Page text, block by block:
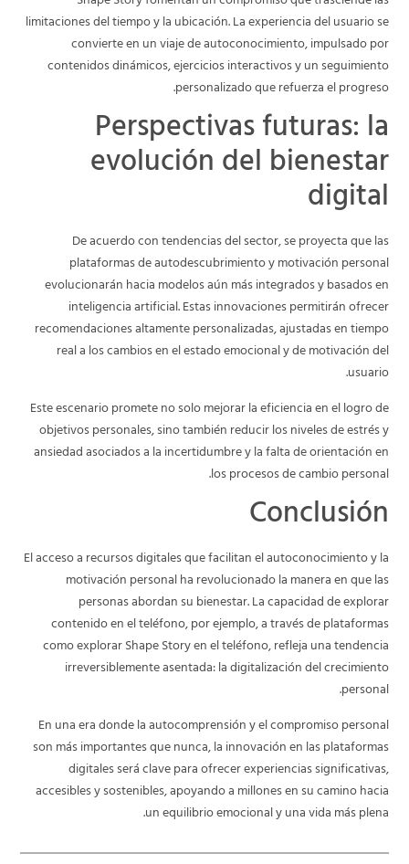
limitaciones del tiempo y la ubicación. La experiencia del usuario se
convierte en un viaje de autoconocimiento, impulsado por
contenidos dinámicos, ejercicios interactivos y un seguimiento
personalizado que refuerza el progreso.
Perspectivas futuras: la
evolución del bienestar
digital
De acuerdo con tendencias del sector, se proyecta que las
plataformas de autodescubrimiento y motivación personal
evolucionarán hacia modelos aún más integrados y basados en
inteligencia artificial. Estas innovaciones permitirán ofrecer
recomendaciones altamente personalizadas, ajustadas en tiempo
real a los cambios en el estado emocional y de motivación del
usuario.
Este escenario promete no solo mejorar la eficiencia en el logro de
objetivos personales, sino también reducir los niveles de estrés y
ansiedad asociados a la incertidumbre y la falta de orientación en
los procesos de cambio personal.
Conclusión
El acceso a recursos digitales que facilitan el autoconocimiento y la
motivación personal ha revolucionado la manera en que las
personas abordan su bienestar. La capacidad de explorar
contenido en el teléfono, por ejemplo, a través de plataformas
como explorar Shape Story en el teléfono, refleja una tendencia
irreversiblemente asentada: la digitalización del crecimiento
personal.
En una era donde la autocomprensión y el compromiso personal
son más importantes que nunca, la innovación en las plataformas
digitales será clave para ofrecer experiencias significativas,
accesibles y sostenibles, apoyando a millones en su camino hacia
un equilibrio emocional y una vida más plena.